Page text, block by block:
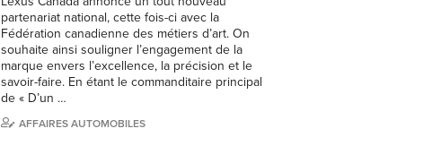
partenariat national, cette fois-ci avec la
Fédération canadienne des métiers d’art. On
souhaite ainsi souligner l’engagement de la
marque envers l’excellence, la précision et le
savoir-faire. En étant le commanditaire principal
de « D’un …
AFFAIRES AUTOMOBILES